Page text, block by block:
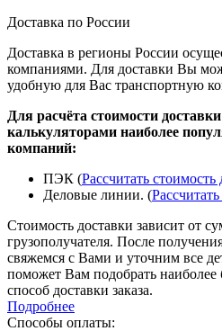
Доставка по России
Доставка в регионы России
компаниями. Для доставки Вы
удобную для Вас транспортную
Для расчёта стоимости
калькуляторами наиболее
компаний:
ПЭК (Рассчитать стоимость
Деловые линии. (
Стоимость доставки зависит от
грузополучателя. После
свяжемся с Вами и уточним все
поможет Вам подобрать
способ доставки заказа.
Подробнее
Способы оплаты: